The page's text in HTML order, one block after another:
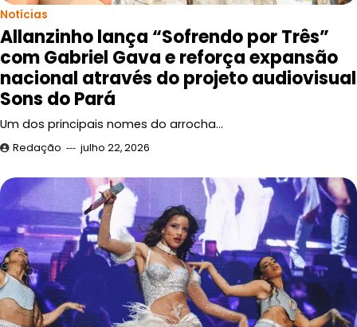
Notícias
Allanzinho lança “Sofrendo por Três”
com Gabriel Gava e reforça expansão
nacional através do projeto audiovisual
Sons do Pará
Um dos principais nomes do arrocha…
Redação julho 22, 2026